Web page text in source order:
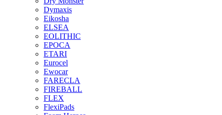
Dymaxis
Eikosha
ELSEA
EOLITHIC
EPOCA
ETARI
Eurocel
Ewocar
FARECLA
FIREBALL
FLEX
FlexiPads